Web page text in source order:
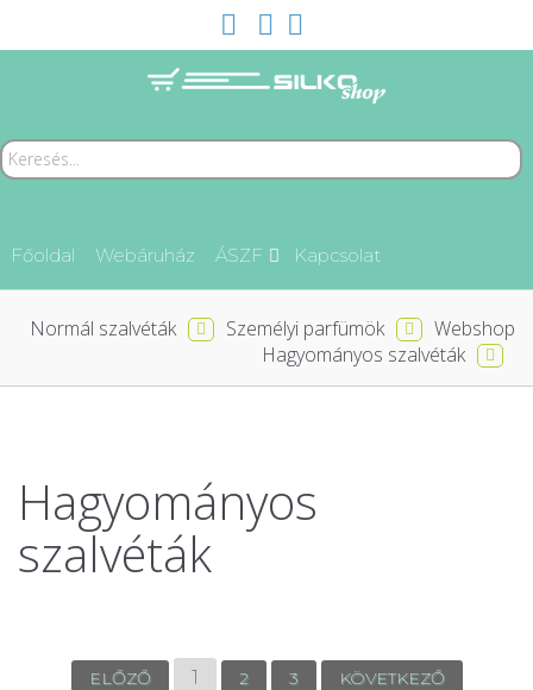
Főoldal Webáruház ÁSZF Kapcsolat
Webshop
Személyi parfümök
Normál szalvéták
Hagyományos szalvéták
Hagyományos
szalvéták
ELŐZŐ 1 2 3 KÖVETKEZŐ